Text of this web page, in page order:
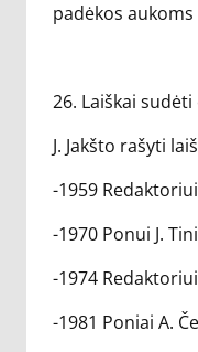
padėkos
26. Laiškai
J. Jakšto rašyti
-1959 Redaktoriui
-1970 Ponui J.
-1974 Redaktoriui
-1981 Poniai A.